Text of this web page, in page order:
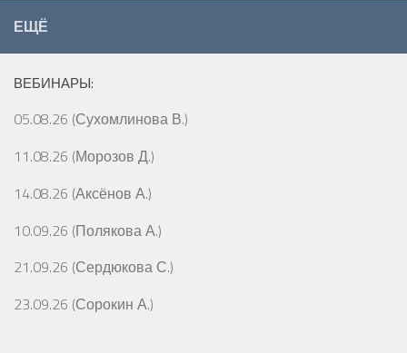
ЕЩЁ
ВЕБИНАРЫ:
05.08.26 (Сухомлинова В.)
11.08.26 (Морозов Д.)
14.08.26 (Аксёнов А.)
10.09.26 (Полякова А.)
21.09.26 (Сердюкова С.)
23.09.26 (Сорокин А.)